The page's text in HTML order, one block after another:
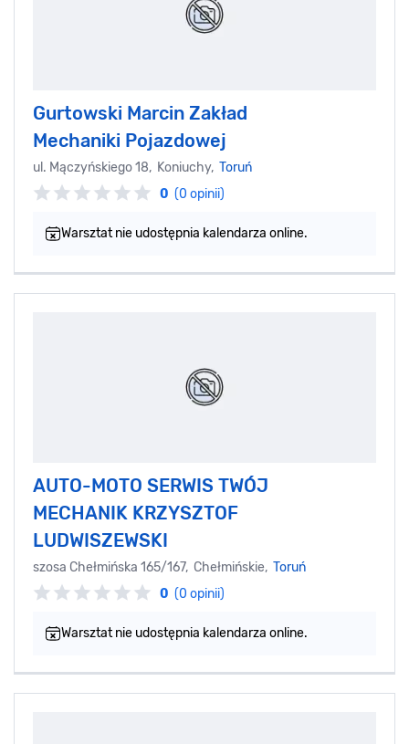
Gurtowski Marcin Zakład
Mechaniki Pojazdowej
ul. Mączyńskiego 18, Koniuchy, Toruń
0 (0 opinii)
Warsztat nie udostępnia kalendarza online.
AUTO-MOTO SERWIS TWÓJ
MECHANIK KRZYSZTOF
LUDWISZEWSKI
szosa Chełmińska 165/167, Chełmińskie, Toruń
0 (0 opinii)
Warsztat nie udostępnia kalendarza online.